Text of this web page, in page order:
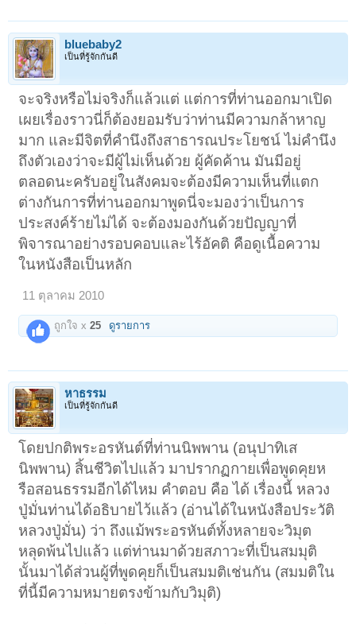
bluebaby2
เป็นที่รู้จักกันดี
จะจริงหรือไม่จริงก็แล้วแต่ แต่การที่ท่านออกมาเปิด
เผยเรื่องราวนี่ก็ต้องยอมรับว่าท่านมีความกล้าหาญ
มาก และมีจิตที่คำนึงถึงสาธารณประโยชน์ ไม่คำนึง
ถึงตัวเองว่าจะมีผู้ไม่เห็นด้วย ผู้คัดค้าน มันมีอยู่
ตลอดนะครับอยู่ในสังคมจะต้องมีความเห็นที่แตก
ต่างกันการที่ท่านออกมาพูดนี่จะมองว่าเป็นการ
ประสงค์ร้ายไม่ได้ จะต้องมองกันด้วยปัญญาที่
พิจารณาอย่างรอบคอบและไร้อัคติ คือดูเนื้อความ
ในหนังสือเป็นหลัก
11 ตุลาคม 2010
ถูกใจ x25 ดูรายการ
หาธรรม
เป็นที่รู้จักกันดี
โดยปกติพระอรหันต์ที่ท่านนิพพาน (อนุปาทิเส
นิพพาน) สิ้นชีวิตไปแล้ว มาปรากฏกายเพื่อพูดคุยห
รือสอนธรรมอีกได้ไหม คำตอบ คือ ได้ เรื่องนี้ หลวง
ปู่มั่นท่านได้อธิบายไว้แล้ว (อ่านได้ในหนังสือประวัติ
หลวงปู่มั่น) ว่า ถึงแม้พระอรหันต์ทั้งหลายจะวิมุต
หลุดพ้นไปแล้ว แต่ท่านมาด้วยสภาวะที่เป็นสมมุติ
นั้นมาได้ส่วนผู้ที่พูดคุยก็เป็นสมมติเช่นกัน (สมมติใน
ที่นี้มีความหมายตรงข้ามกับวิมุติ)